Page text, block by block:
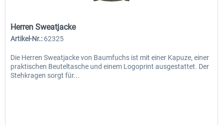
Herren Sweatjacke
Artikel-Nr.: 62325
Die Herren Sweatjacke von Baumfuchs ist mit einer Kapuze, einer
praktischen Beuteltasche und einem Logoprint ausgestattet. Der
Stehkragen sorgt für...